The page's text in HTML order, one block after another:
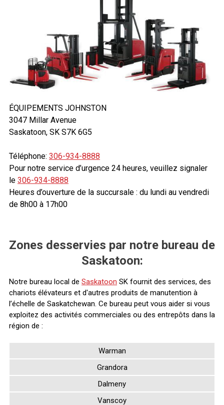
ÉQUIPEMENTS JOHNSTON
3047 Millar Avenue
Saskatoon, SK S7K 6G5
Téléphone: 306-934-8888
Pour notre service d’urgence 24 heures, veuillez signaler
le 306-934-8888
Heures d’ouverture de la succursale : du lundi au vendredi
de 8h00 à 17h00
Zones desservies par notre bureau de
Saskatoon:
Notre bureau local de Saskatoon SK fournit des services, des
chariots élévateurs et d'autres produits de manutention à
l’échelle de Saskatchewan. Ce bureau peut vous aider si vous
exploitez des activités commerciales ou des entrepôts dans la
région de :
Warman
Grandora
Dalmeny
Vanscoy